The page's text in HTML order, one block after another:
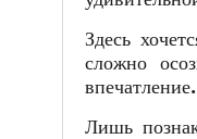
Здесь
сложно
Лишь